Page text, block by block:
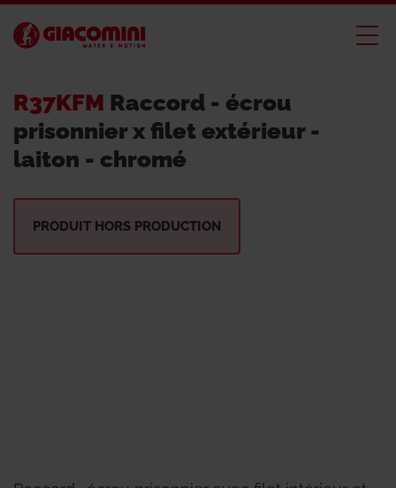
R37KFM Raccord - écrou
prisonnier x filet extérieur -
laiton - chromé
PRODUIT HORS PRODUCTION